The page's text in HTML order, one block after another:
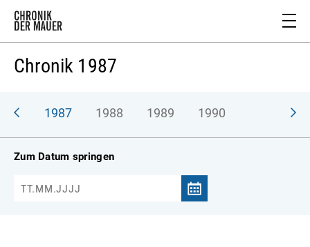
Chronik 1987
1987 1988 1989 1990
Zum Datum springen